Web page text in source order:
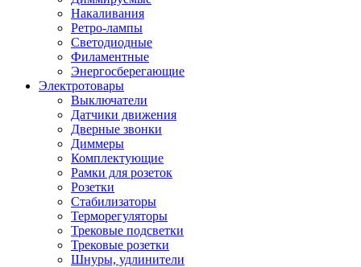
Накаливания
Ретро-лампы
Светодиодные
Филаментные
Энергосберегающие
Электротовары
Выключатели
Датчики движения
Дверные звонки
Диммеры
Комплектующие
Рамки для розеток
Розетки
Стабилизаторы
Терморегуляторы
Трековые подсветки
Трековые розетки
Шнуры, удлинители